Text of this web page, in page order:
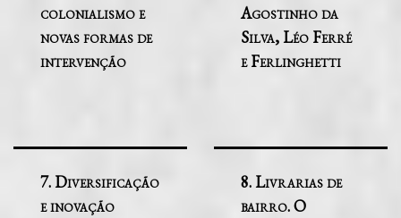
colonialismo e
novas formas de
intervenção
Agostinho da
Silva, Léo Ferré
e Ferlinghetti
7. Diversificação
e inovação
8. Livrarias de
bairro. O